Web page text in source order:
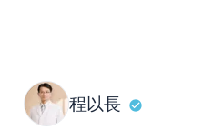
程以長